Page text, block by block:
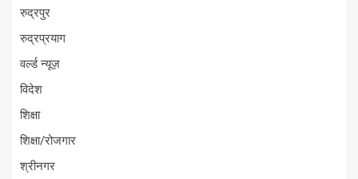
रुद्रपुर
रुद्रप्रयाग
वर्ल्ड न्यूज़
विदेश
शिक्षा
शिक्षा/रोजगार
श्रीनगर